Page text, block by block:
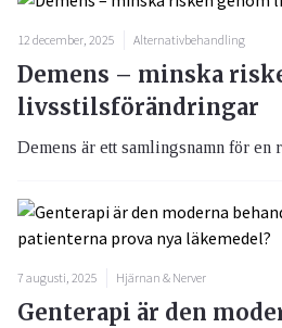
12 december, 2025 Alternativbehandling
Demens – minska
livsstilsförändringar
Demens är ett samlingsnamn för en
7 augusti, 2025 Hjärnan & Nerver
Genterapi är den